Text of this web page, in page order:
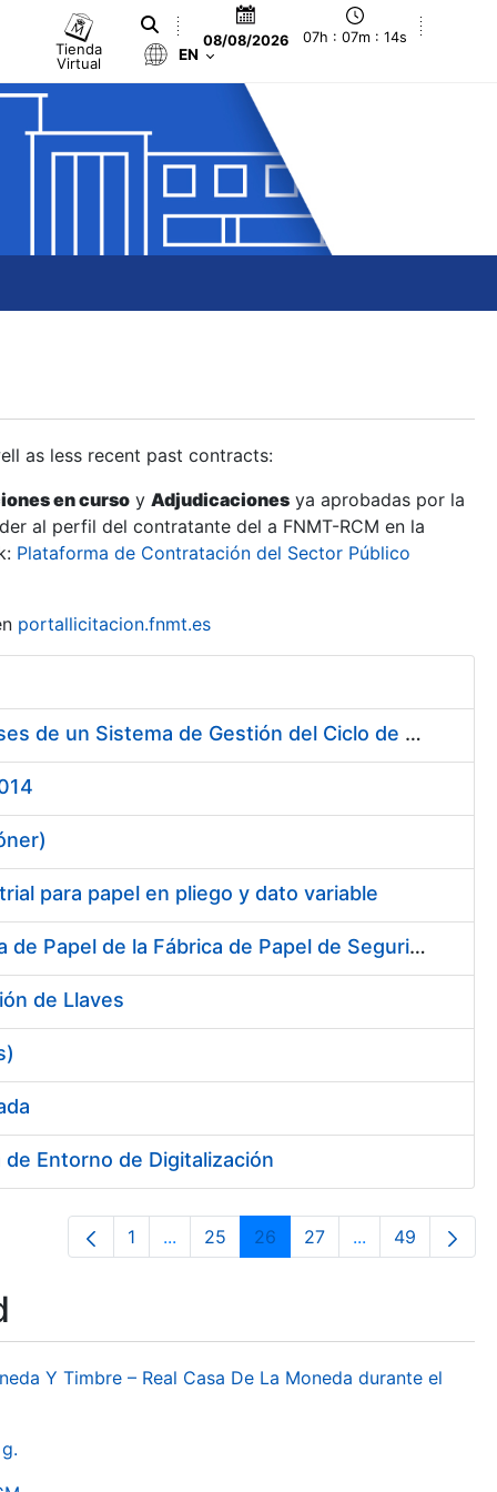
Tienda
Virtual
08/08/2026 07h : 07m : 15s
EN
as less recent past contracts:
en curso y Adjudicaciones ya aprobadas por la
al perfil del contratante del a FNMT-RCM en la
Plataforma de Contratación del Sector Público
portallicitacion.fnmt.es
Contratación de Servicio de Consultoría para Implantación por Fases de un Sistema de Gestión del Ciclo de Vida de las Aplicaciones en el Área de Desarrollo de CERES (Fase 1)
para papel en pliego y dato variable
Suministro de dos Desviadores de Cuerdas para la nueva Máquina de Papel de la Fábrica de Papel de Seguridad de Burgos
de Llaves
Entorno de Digitalización
Page
1 ...Intermediate Pages Use TAB to
Page
25 Page
26 Page
27 ...Intermediate
Page
49
Y Timbre – Real Casa De La Moneda durante el